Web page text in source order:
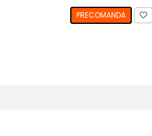
PRECOMANDA